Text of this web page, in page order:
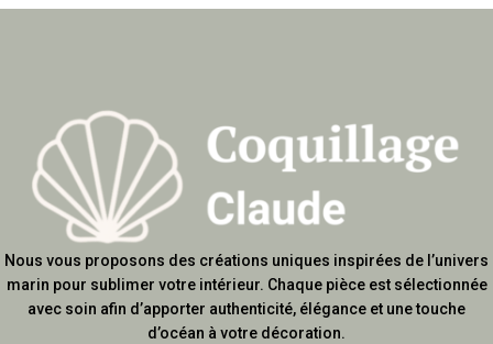
Nous vous proposons des créations uniques inspirées de l’univers
marin pour sublimer votre intérieur. Chaque pièce est sélectionnée
avec soin afin d’apporter authenticité, élégance et une touche
d’océan à votre décoration.